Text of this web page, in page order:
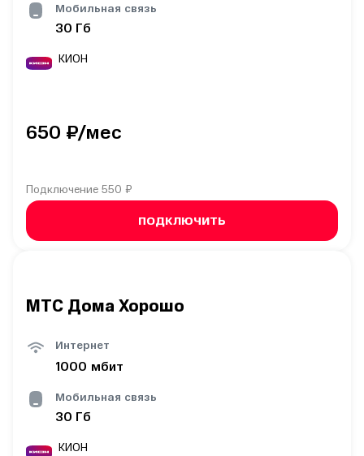
Мобильная связь
30 Гб
КИОН
650 ₽/мес
Подключение 550 ₽
ПОДКЛЮЧИТЬ
МТС Дома Хорошо
Интернет
1000 мбит
Мобильная связь
30 Гб
КИОН